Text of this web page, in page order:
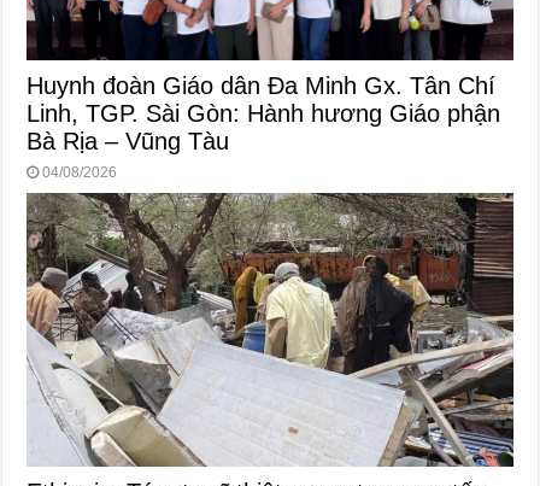
Huynh đoàn Giáo dân Đa Minh Gx. Tân Chí
Linh, TGP. Sài Gòn: Hành hương Giáo phận
Bà Rịa – Vũng Tàu
04/08/2026